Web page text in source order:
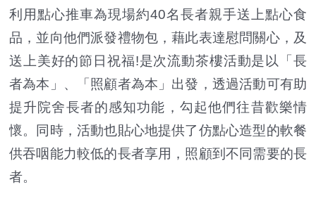
利用點心推車為現場約40名長者親手送上點心食
品，並向他們派發禮物包，藉此表達慰問關心，及
送上美好的節日祝福!是次流動茶樓活動是以「長
者為本」、「照顧者為本」出發，透過活動可有助
提升院舍長者的感知功能，勾起他們往昔歡樂情
懷。同時，活動也貼心地提供了仿點心造型的軟餐
供吞咽能力較低的長者享用，照顧到不同需要的長
者。